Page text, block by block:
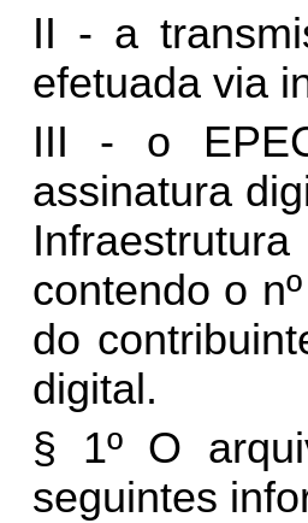
II - a
efetuada via
III - o
assinatura
contendo o
do
digital.
§ 1º O
seguintes